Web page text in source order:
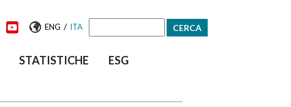
STATISTICHE ESG
ENG / ITA